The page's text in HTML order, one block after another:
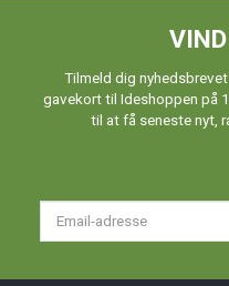
Tilmeld dig
gavekort til Ideshoppen på
til at få seneste nyt,